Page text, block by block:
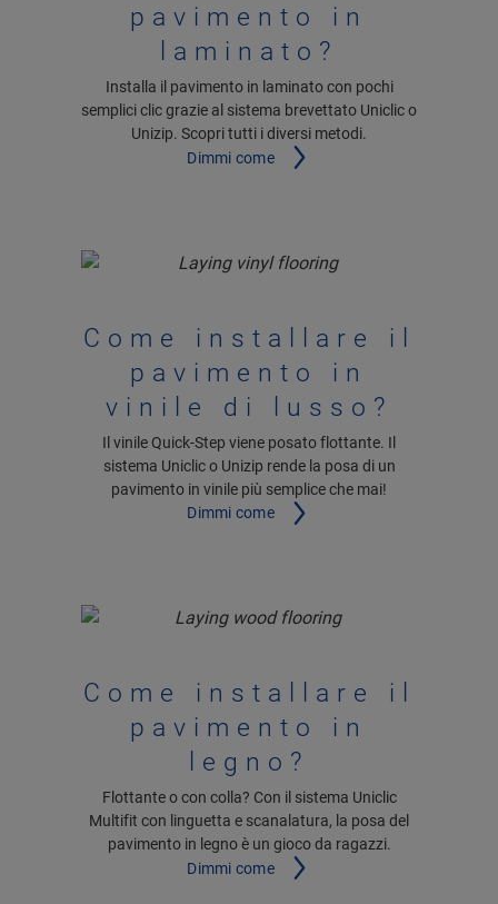
pavimento in
laminato?
Installa il pavimento in laminato con pochi
semplici clic grazie al sistema brevettato Uniclic o
Unizip. Scopri tutti i diversi metodi.
Dimmi come
Come installare il
pavimento in
vinile di lusso?
Il vinile Quick-Step viene posato flottante. Il
sistema Uniclic o Unizip rende la posa di un
pavimento in vinile più semplice che mai!
Dimmi come
Come installare il
pavimento in
legno?
Flottante o con colla? Con il sistema Uniclic
Multifit con linguetta e scanalatura, la posa del
pavimento in legno è un gioco da ragazzi.
Dimmi come